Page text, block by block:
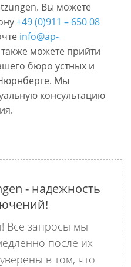
Вы можете
+49 (0)911 – 650 08
info@ap-
можете прийти
бюро устных и
Мы
консультацию
- надежность
Все запросы мы
после их
в том, что